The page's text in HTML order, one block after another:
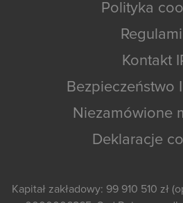
Polityka
Kontakt
Bezpieczeństwo
Niezamówione
Deklaracje
Kapitał zakładowy: 99 910 510 zł